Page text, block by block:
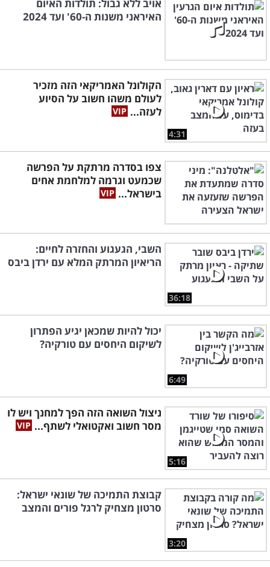
אויב ללא גבול: תולדות האיום
האיראני משנות ה-60' ועד 2024
4:31
הקולונל האמריקאי הזה מזכיר
לעולם משהו חשוב על הסיוע
לעזה...
צפו בסדרה מרתקת על הפרשה
שכמעט וגרמה למלחמת אחים
בישראל...
36:18
השבי, הגעגוע והחזרה לחיים:
הריאיון המרתק המלא עם ירדן ביבס
6:49
יכול להיות שמכאן יגיע הפתרון
לשיקום היחסים עם טורקיה?
5:16
ניצול השואה הזה הפך למחנך ויש לו
מסר חשוב ואקטואלי לשתף...
3:20
קבוצת התמיכה של שונאי ישראל:
סרטון מצחיק לרגל פורים והמצב